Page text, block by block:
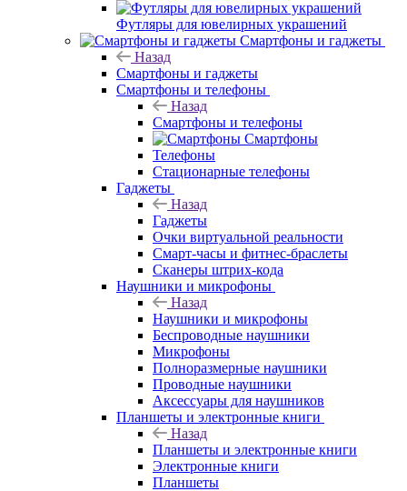
Футляры для ювелирных украшений
Смартфоны и гаджеты
Назад
Смартфоны и гаджеты
Смартфоны и телефоны
Назад
Смартфоны и телефоны
Смартфоны
Телефоны
Стационарные телефоны
Гаджеты
Назад
Гаджеты
Очки виртуальной реальности
Смарт-часы и фитнес-браслеты
Сканеры штрих-кода
Наушники и микрофоны
Назад
Наушники и микрофоны
Беспроводные наушники
Микрофоны
Полноразмерные наушники
Проводные наушники
Аксессуары для наушников
Планшеты и электронные книги
Назад
Планшеты и электронные книги
Электронные книги
Планшеты